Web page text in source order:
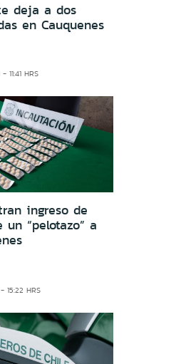
deja a dos
en Cauquenes
11:41 HRS
ingreso de
“pelotazo” a
15:22 HRS